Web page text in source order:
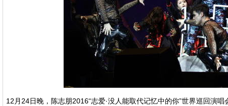
12月24日晚，陈志朋2016“志爱·没人能取代记忆中的你”世界巡回演